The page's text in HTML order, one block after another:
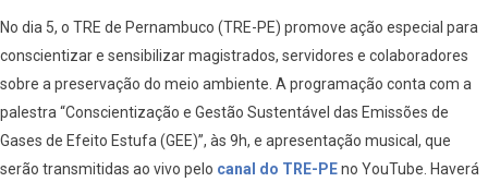
No dia 5, o TRE de Pernambuco (TRE-PE) promove ação especial para
conscientizar e sensibilizar magistrados, servidores e colaboradores
sobre a preservação do meio ambiente. A programação conta com a
palestra “Conscientização e Gestão Sustentável das Emissões de
Gases de Efeito Estufa (GEE)”, às 9h, e apresentação musical, que
serão transmitidas ao vivo pelo canal do TRE-PEno YouTube. Haverá